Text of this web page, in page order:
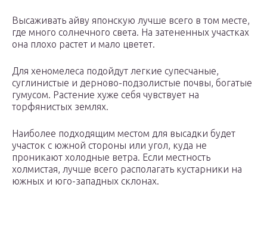
Высаживать айву японскую лучше всего в том месте,
где много солнечного света. На затененных участках
она плохо растет и мало цветет.
Для хеномелеса подойдут легкие супесчаные,
суглинистые и дерново-подзолистые почвы, богатые
гумусом. Растение хуже себя чувствует на
торфянистых землях.
Наиболее подходящим местом для высадки будет
участок с южной стороны или угол, куда не
проникают холодные ветра. Если местность
холмистая, лучше всего располагать кустарники на
южных и юго-западных склонах.